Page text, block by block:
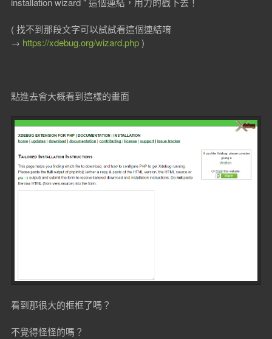
( 找不到那段文字可以試試看這個連結唷
→ https://xdebug.org/wizard.php)
點進去會大概看到這樣的畫面
看到那很大的框框了嗎？
不覺得怪怪的嗎？